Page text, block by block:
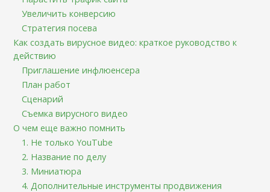
Увеличить конверсию
Стратегия посева
Как создать вирусное видео: краткое руководство к
действию
Приглашение инфлюенсера
План работ
Сценарий
Съемка вирусного видео
О чем еще важно помнить
1. Не только YouTube
2. Название по делу
3. Миниатюра
4. Дополнительные инструменты продвижения